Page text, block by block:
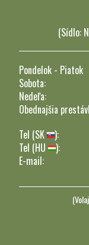
(Sídlo:
Pondelok - Piatok
Sobota:
Nedeľa:
Obednajšia
Tel (SK
):
Tel (HU
):
E-mail: